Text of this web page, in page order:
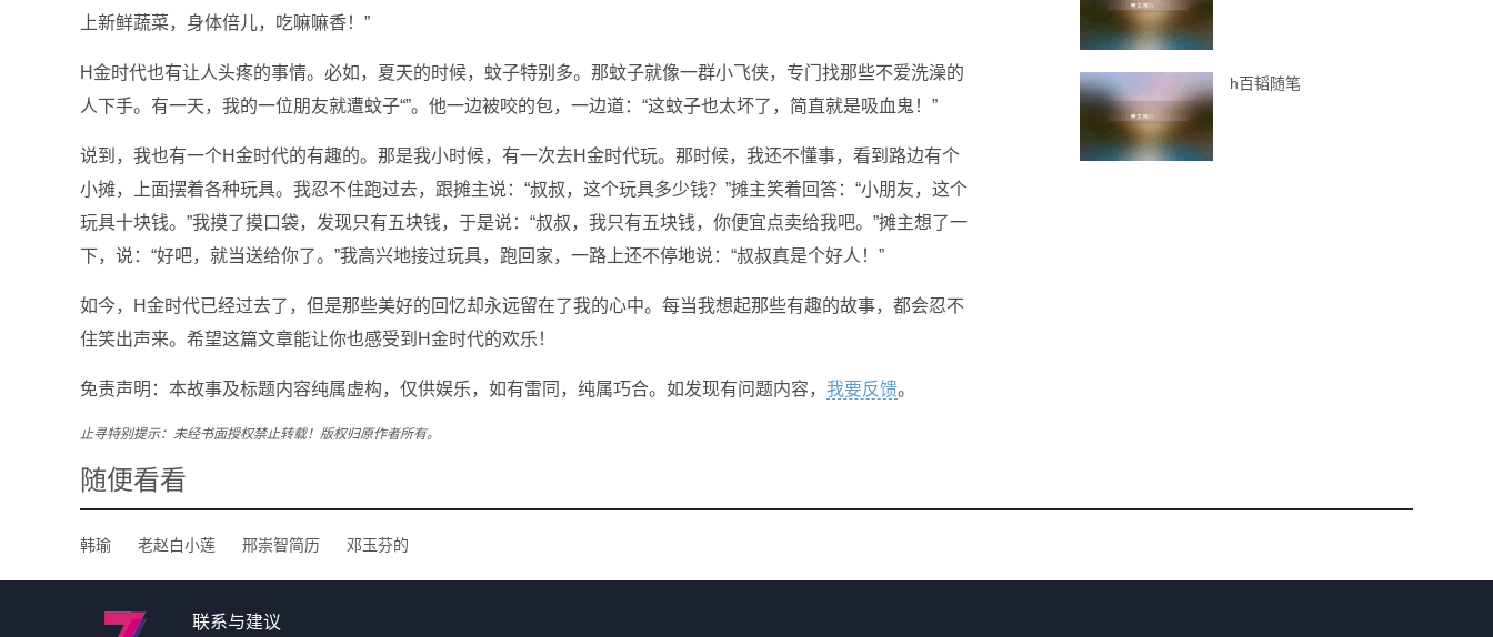
上新鲜蔬菜，身体倍儿，吃嘛嘛香！”
H金时代也有让人头疼的事情。必如，夏天的时候，蚊子特别多。那蚊子就像一群小飞侠，专门找那些不爱洗澡的
人下手。有一天，我的一位朋友就遭蚊子“”。他一边被咬的包，一边道：“这蚊子也太坏了，简直就是吸血鬼！”
说到，我也有一个H金时代的有趣的。那是我小时候，有一次去H金时代玩。那时候，我还不懂事，看到路边有个
小摊，上面摆着各种玩具。我忍不住跑过去，跟摊主说：“叔叔，这个玩具多少钱？”摊主笑着回答：“小朋友，这个
玩具十块钱。”我摸了摸口袋，发现只有五块钱，于是说：“叔叔，我只有五块钱，你便宜点卖给我吧。”摊主想了一
下，说：“好吧，就当送给你了。”我高兴地接过玩具，跑回家，一路上还不停地说：“叔叔真是个好人！”
如今，H金时代已经过去了，但是那些美好的回忆却永远留在了我的心中。每当我想起那些有趣的故事，都会忍不
住笑出声来。希望这篇文章能让你也感受到H金时代的欢乐！
免责声明：本故事及标题内容纯属虚构，仅供娱乐，如有雷同，纯属巧合。如发现有问题内容， 我要反馈。
止寻特别提示：未经书面授权禁止转载！版权归原作者所有。
h百韬随笔
随便看看
韩瑜 老赵白小莲 邢崇智简历 邓玉芬的
联系与建议